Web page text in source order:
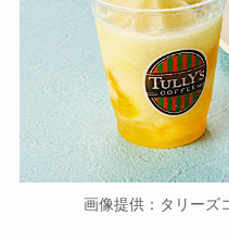
画像提供：タリーズ